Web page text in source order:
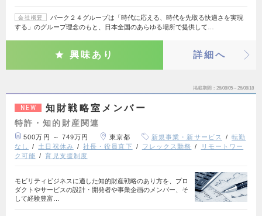
会社概要
パーク２４グループは「時代に応える、時代を先取る快適さを実現
する」のグループ理念のもと、日本全国のあらゆる場所で提供して…
興味あり 詳細へ
掲載期間 26/08/05～26/08/18
NEW 知財戦略室メンバー
特許・知的財産関連
500万円 ～ 749万円 東京都 新規事業・新サービス
転勤
なし
土日祝休み 社長・役員直下 フレックス勤務
リモートワー
ク可能
育児支援制度
モビリティビジネスに適した知的財産戦略のあり方を、プロ
ダクトやサービスの設計・開発者や事業企画のメンバー、そ
して経験豊富…